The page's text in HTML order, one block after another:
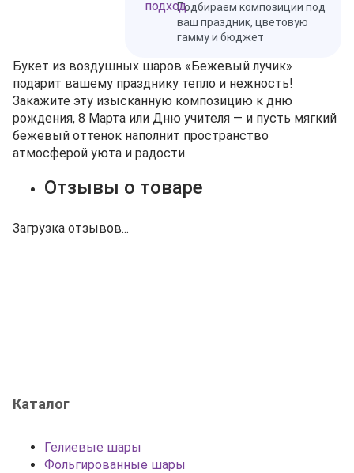
Подбираем композиции под
ваш праздник, цветовую
гамму и бюджет
Букет из воздушных шаров «Бежевый лучик»
подарит вашему празднику тепло и нежность!
Закажите эту изысканную композицию к дню
рождения, 8 Марта или Дню учителя — и пусть мягкий
бежевый оттенок наполнит пространство
атмосферой уюта и радости.
Отзывы о товаре
Загрузка отзывов...
Каталог
Гелиевые шары
Фольгированные шары